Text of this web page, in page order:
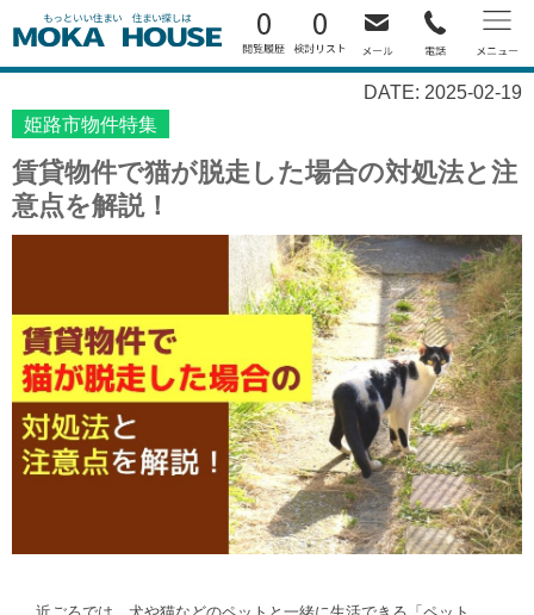
0 0
DATE: 2025-02-19
姫路市物件特集
賃貸物件で猫が脱走した場合の対処法と注
意点を解説！